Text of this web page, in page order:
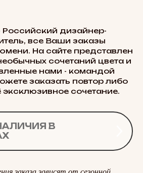
Российский дизайнер-
все Ваши заказы
На сайте представлен
сочетаний цвета и
нами - командой
заказать повтор либо
эксклюзивное сочетание.
В